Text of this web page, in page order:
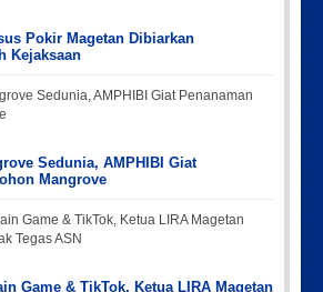
Pokir Magetan Dibiarkan
Kejaksaan
Sedunia, AMPHIBI Giat
Mangrove
Game & TikTok, Ketua LIRA Magetan